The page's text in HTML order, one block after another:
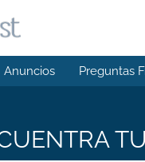
Anuncios Preguntas